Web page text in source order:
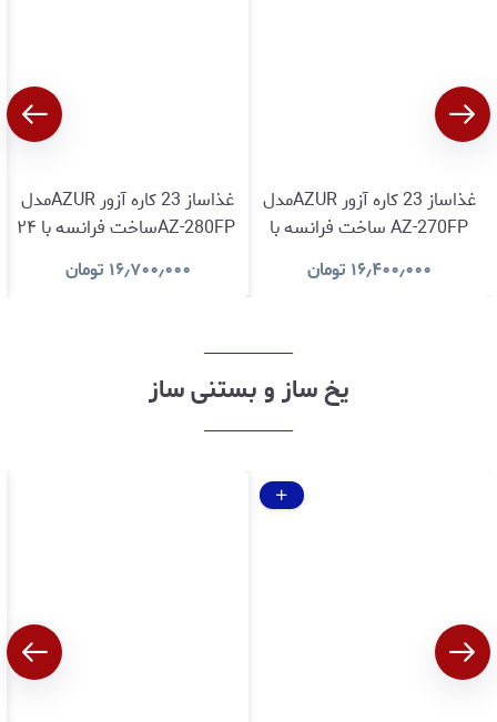
غذاساز 23 کاره آزور AZURمدل
AZ-270FP ساخت فرانسه با
۱۶٫۴۰۰٫۰۰۰ تومان
غذاساز 23 کاره آزور AZURمدل
AZ-280FPساخت فرانسه با ۲۴
ماه گارانتی شرکتی
۱۶٫۷۰۰٫۰۰۰ تومان
یخ ساز و بستنی ساز